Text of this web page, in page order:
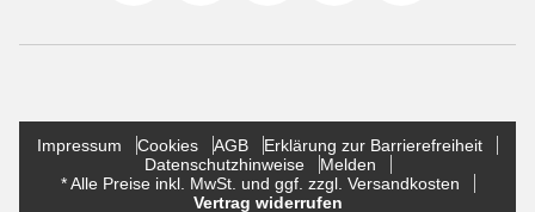
Impressum Cookies AGB
Erklärung zur Barrierefreiheit
Datenschutzhinweise
Melden
* Alle Preise inkl. MwSt. und ggf. zzgl. Versandkosten
Vertrag widerrufen